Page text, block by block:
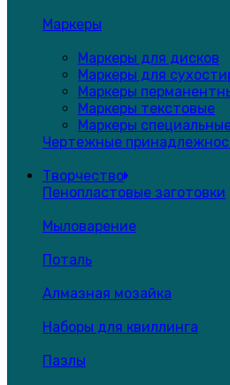
Маркеры
Маркеры для дисков
Маркеры для
Маркеры
Маркеры текстовые
Маркеры
Чертежные
Творчество
Пенопластовые заготовки
Мыловарение
Поталь
Алмазная мозайка
Наборы для квиллинга
Пазлы